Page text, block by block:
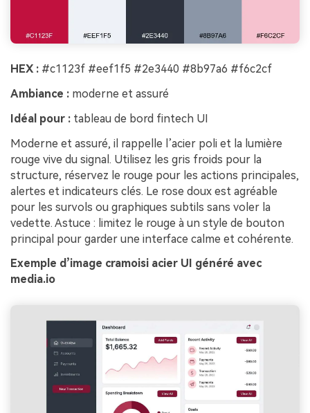
HEX : #c1123f #eef1f5 #2e3440 #8b97a6 #f6c2cf
Ambiance : moderne et assuré
Idéal pour : tableau de bord fintech UI
Moderne et assuré, il rappelle l’acier poli et la lumière
rouge vive du signal. Utilisez les gris froids pour la
structure, réservez le rouge pour les actions principales,
alertes et indicateurs clés. Le rose doux est agréable
pour les survols ou graphiques subtils sans voler la
vedette. Astuce : limitez le rouge à un style de bouton
principal pour garder une interface calme et cohérente.
Exemple d’image cramoisi acier UI généré avec
media.io